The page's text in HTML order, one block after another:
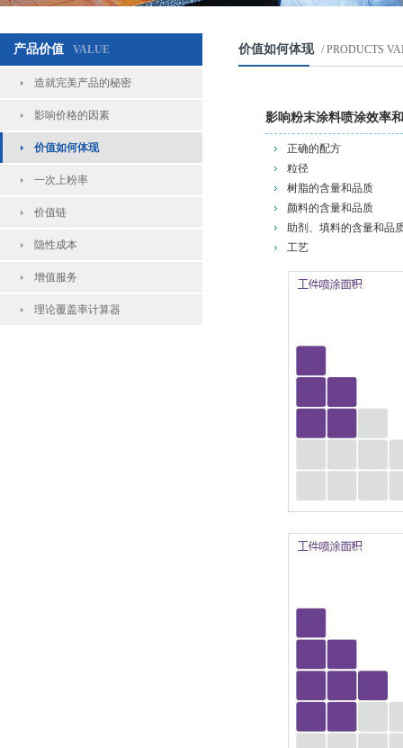
产品价值 VALUE
造就完美产品的秘密
影响价格的因素
价值如何体现
一次上粉率
价值链
隐性成本
增值服务
理论覆盖率计算器
价值如何体现 / PRODUCTS
影响粉末涂料喷涂效率
正确的配方
粒径
树脂的含量和品质
颜料的含量和品质
助剂、填料的含量和品
工艺